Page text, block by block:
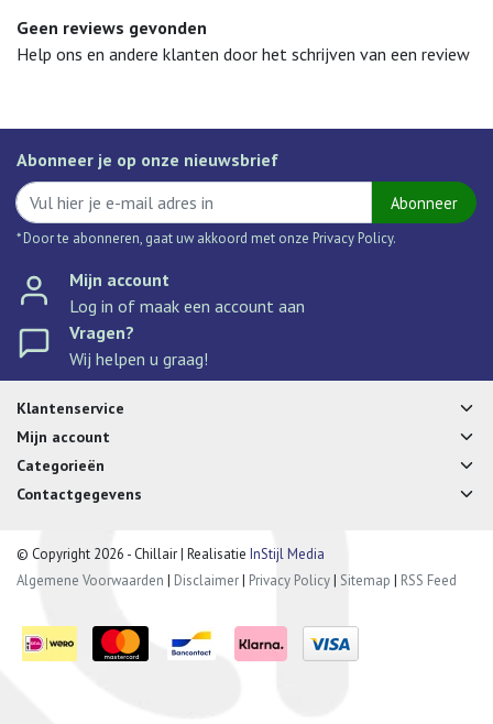
Geen reviews gevonden
Help ons en andere klanten door het schrijven van een review
Abonneer je op onze nieuwsbrief
Abonneer
* Door te abonneren, gaat uw akkoord met onze Privacy Policy.
Mijn account
Log in of maak een account aan
Vragen?
Wij helpen u graag!
Klantenservice
Mijn account
Categorieën
Contactgegevens
© Copyright 2026 - Chillair | Realisatie InStijl Media
Algemene Voorwaarden | Disclaimer| Privacy Policy| Sitemap | RSS Feed